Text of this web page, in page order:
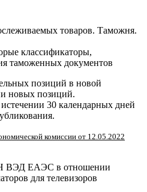
товаров. Таможня.
классификаторы,
таможенных документов
позиций в новой
новых позиций.
30 календарных дней
комиссии от 12.05.2022
ВЭД ЕАЭС в отношении
для телевизоров